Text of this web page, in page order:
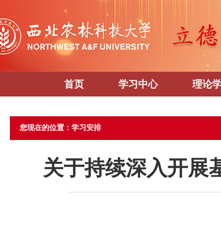
首页 学习中心 理论
您现在的位置：学习安排
关于持续深入开展